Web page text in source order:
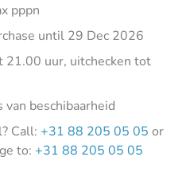
pppn
until 29 Dec 2026
21.00 uur, uitchecken tot
beschibaarheid
Call: +31 88 205 05 05 or
to: +31 88 205 05 05